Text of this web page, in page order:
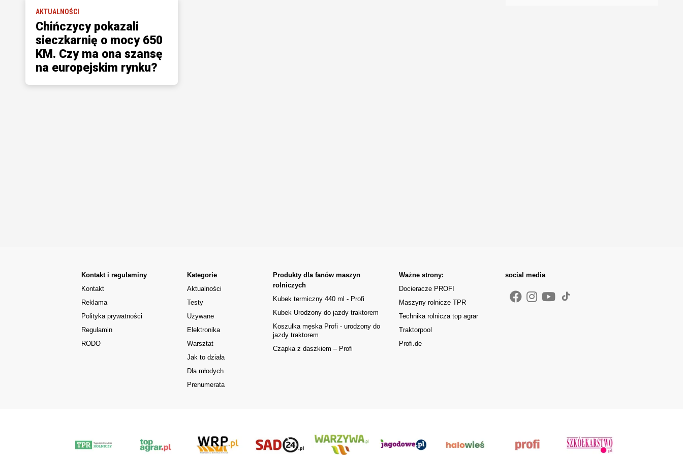
AKTUALNOŚCI
Chińczycy pokazali
sieczkarnię o mocy 650
KM. Czy ma ona szansę
na europejskim rynku?
Kontakt i regulaminy
Kontakt
Reklama
Polityka prywatności
Regulamin
RODO
Kategorie
Aktualności
Testy
Używane
Elektronika
Warsztat
Jak to działa
Dla młodych
Prenumerata
Produkty dla fanów maszyn
rolniczych
Kubek termiczny 440 ml - Profi
Kubek Urodzony do jazdy traktorem
Koszulka męska Profi - urodzony do
jazdy traktorem
Czapka z daszkiem – Profi
Ważne strony:
Docieracze PROFI
Maszyny rolnicze TPR
Technika rolnicza top agrar
Traktorpool
Profi.de
social media